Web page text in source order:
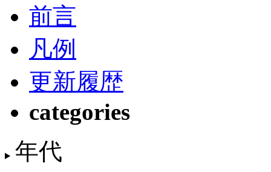
前言
凡例
更新履歴
categories
年代